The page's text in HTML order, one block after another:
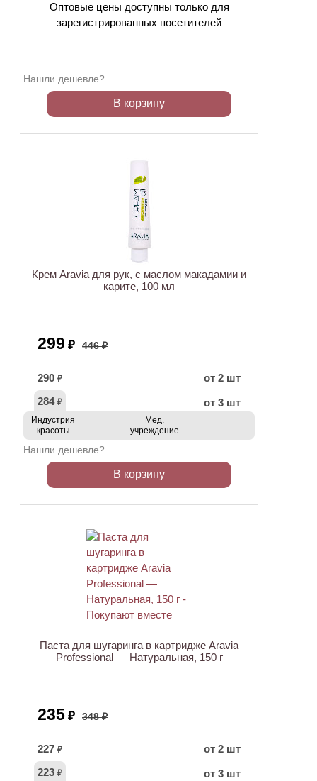
Оптовые цены доступны только для
зарегистрированных посетителей
Нашли дешевле?
В корзину
Крем Aravia для рук, с маслом макадамии и
карите, 100 мл
299 ₽ 446 ₽
290 ₽
от 2 шт
284 ₽ от 3 шт
Индустрия
красоты
Мед.
учреждение
Нашли дешевле?
В корзину
Паста для шугаринга в картридже Aravia
Professional — Натуральная, 150 г
235 ₽ 348 ₽
227 ₽
от 2 шт
223 ₽ от 3 шт